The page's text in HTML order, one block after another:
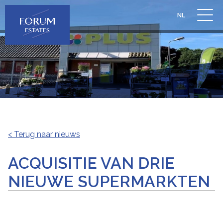
NL
< Terug naar nieuws
ACQUISITIE VAN DRIE
NIEUWE SUPERMARKTEN